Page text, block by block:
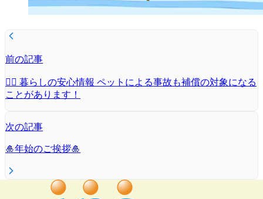
前の記事
🐕‍🦺 暮らしの安心情報 ペットによる事故も補償の対象になる
ことがあります！
次の記事
🎍年始のご挨拶🎍